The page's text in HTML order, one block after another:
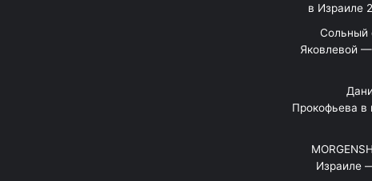
в Израиле
"Сольный
Яковлевой
Прокофьева в
Израиле